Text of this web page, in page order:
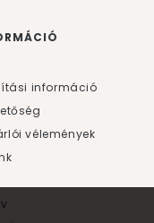
információ
vélemények